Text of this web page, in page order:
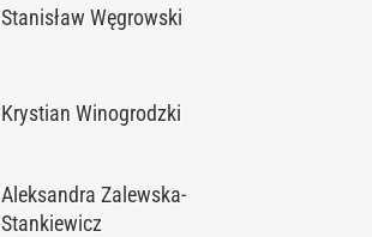
Stanisław Węgrowski
Krystian Winogrodzki
Aleksandra Zalewska-
Stankiewicz